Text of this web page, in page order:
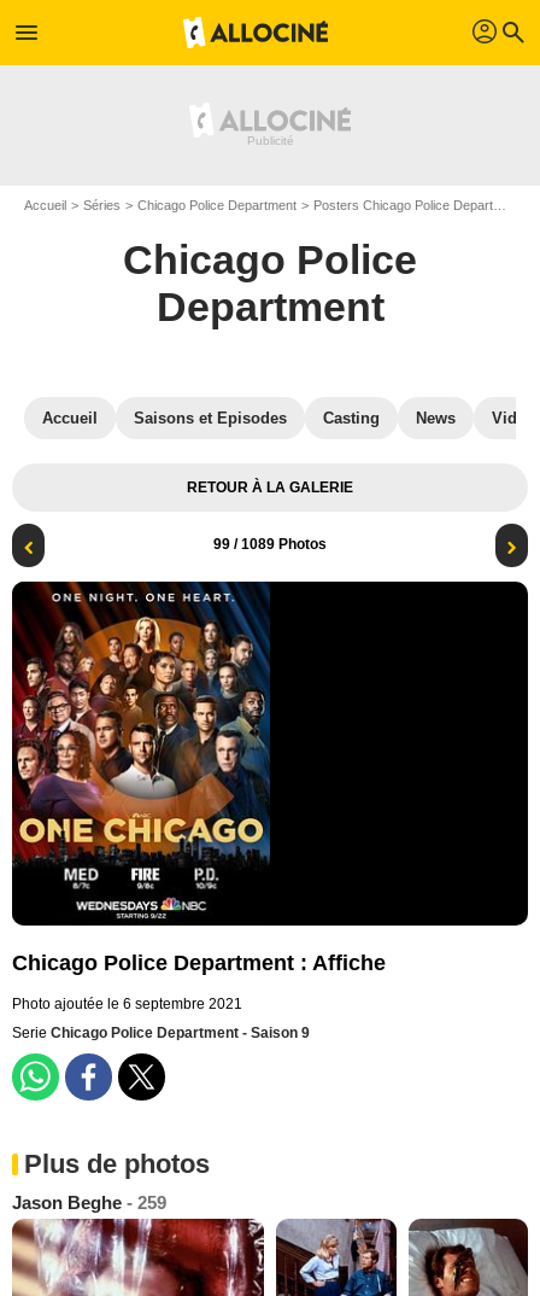
menu profil search
Accueil Séries Chicago Police Department Posters Chicago Police Department
Chicago Police
Department
Accueil Saisons et Episodes Casting News
RETOUR À LA GALERIE
99 / 1089 Photos
Chicago Police Department : Affiche
Photo ajoutée le 6 septembre 2021
Serie Chicago Police Department - Saison 9
Plus de photos
Jason Beghe - 259